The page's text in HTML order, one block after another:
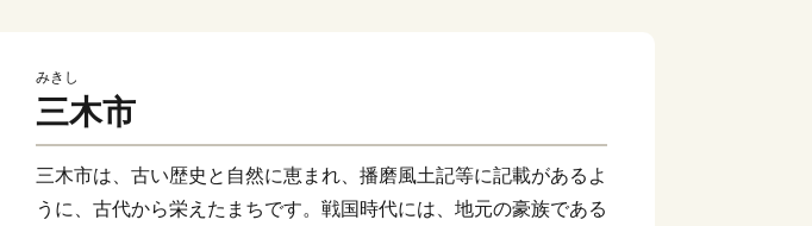
みきし
三木市
三木市は、古い歴史と自然に恵まれ、播磨風土記等に記載があるよ
うに、古代から栄えたまちです。戦国時代には、地元の豪族である